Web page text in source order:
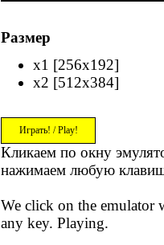
Размер
x1 [256x192]
x2 [512x384]
Играть! / Play!
Кликаем по окну
нажимаем любую
We click on the emulator
any key. Playing.